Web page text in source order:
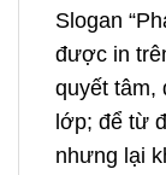
Slogan
được in
quyết tâm,
lớp; để từ
nhưng lại